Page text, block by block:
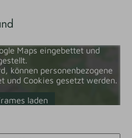
Maps eingebettet und
können personenbezogene
und Cookies gesetzt werden.
laden